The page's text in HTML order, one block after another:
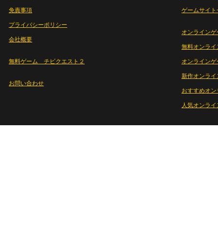
免責事項
プライバシーポリシー
会社概要
無料ゲーム チビクエスト２
お問い合わせ
ゲームサイト
オンラインゲ
無料オンライ
オンライン
新作オンライ
おすすめオ
人気オンラ